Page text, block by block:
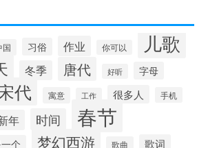
国 习俗 作业 你可以 儿歌
冬季 唐代 好听
字母
代 寓意 工作 很多人 手机
年 时间 春节
个 梦幻西游 歌曲 歌词